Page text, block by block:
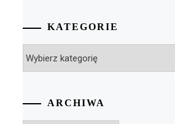
KATEGORIE
ARCHIWA